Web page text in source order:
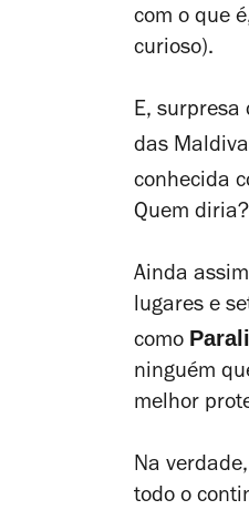
com o que
curioso).
E, surpresa
das
conhecida
Quem diria?
Ainda
lugares e
como
ninguém
melhor
Na
todo o